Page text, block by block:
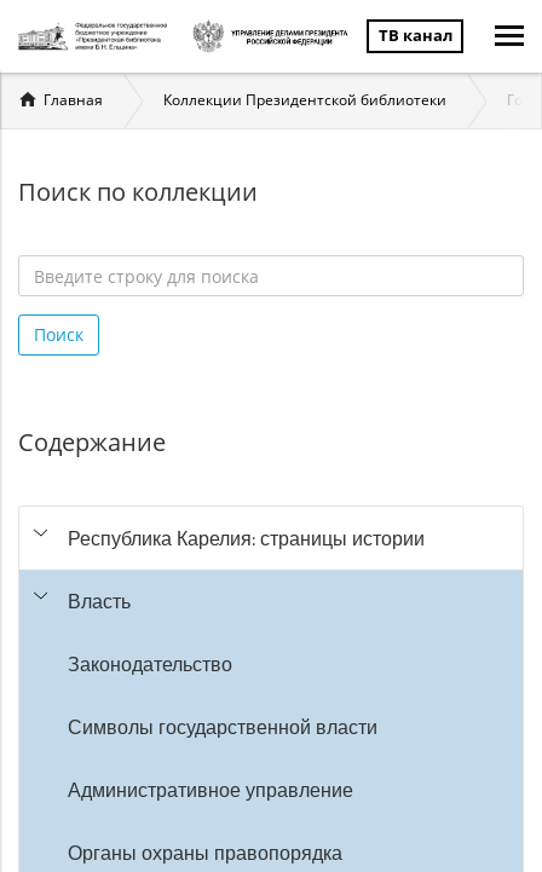
ТВ канал
Вы
здесь
Главная Коллекции Президентской библиотеки
Поиск по коллекции
строку
для
Поиск
Содержание
Республика Карелия: страницы истории
Власть
Законодательство
Символы государственной власти
Административное управление
Органы охраны правопорядка